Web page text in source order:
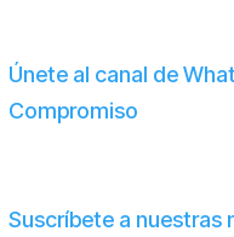
Únete al canal de
Compromiso
Suscríbete a nuestras